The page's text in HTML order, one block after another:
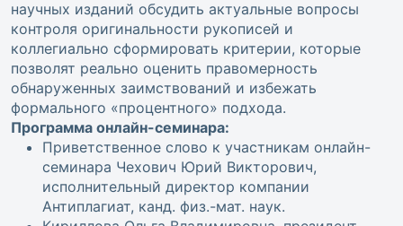
научных изданий обсудить актуальные вопросы
контроля оригинальности рукописей и
коллегиально сформировать критерии, которые
позволят реально оценить правомерность
обнаруженных заимствований и избежать
формального «процентного» подхода.
Программа онлайн-семинара:
Приветственное слово к участникам онлайн-
семинара Чехович Юрий Викторович,
исполнительный директор компании
Антиплагиат, канд. физ.-мат. наук.